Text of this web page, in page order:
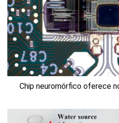
Chip neuromórfico oferece